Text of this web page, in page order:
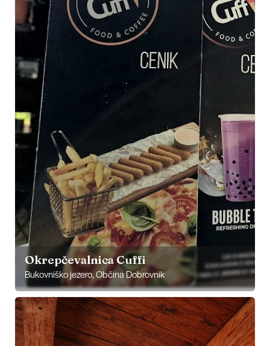
Okrepčevalnica Cuffi
Bukovniško jezero, Občina Dobrovnik